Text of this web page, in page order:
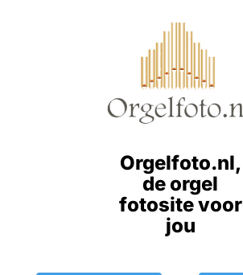
Orgelfoto.nl,
de orgel
fotosite voor
jou